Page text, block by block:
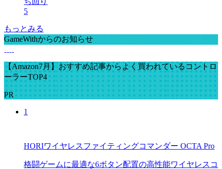
5
もっとみる
GameWithからのお知らせ
【Amazon7月】おすすめ記事からよく買われているコントロ
ーラーTOP4
PR
1
HORIワイヤレスファイティングコマンダー OCTA Pro
格闘ゲームに最適な6ボタン配置の高性能ワイヤレスコ